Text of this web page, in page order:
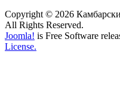
Copyright © 2026
All Rights Reserved.
Joomla! is Free Software
License.